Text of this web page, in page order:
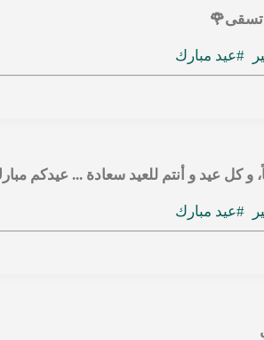
تسقى🌹
#عيد مبارك
و كل عيد و أنتم للعيد سعادة ... عيدكم
#عيد مبارك